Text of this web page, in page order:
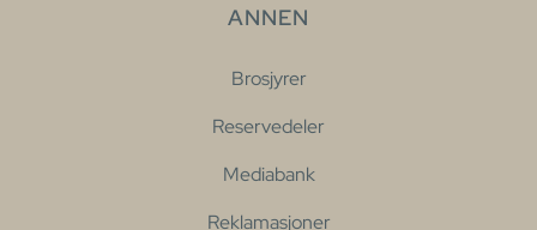
ANNEN
Brosjyrer
Reservedeler
Mediabank
Reklamasjoner